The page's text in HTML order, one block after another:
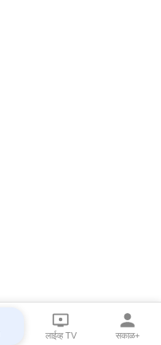
लाईव्ह TV सकाळ+